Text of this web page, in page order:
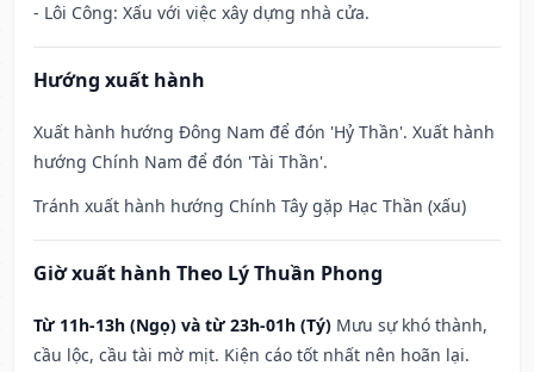
- Lôi Công: Xấu với việc xây dựng nhà cửa.
Hướng xuất hành
Xuất hành hướng Đông Nam để đón 'Hỷ Thần'. Xuất hành
hướng Chính Nam để đón 'Tài Thần'.
Tránh xuất hành hướng Chính Tây gặp Hạc Thần (xấu)
Giờ xuất hành Theo Lý Thuần Phong
Từ 11h-13h (Ngọ) và từ 23h-01h (Tý) Mưu sự khó thành,
cầu lộc, cầu tài mờ mịt. Kiện cáo tốt nhất nên hoãn lại.